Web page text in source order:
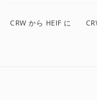
CRW から HEIF に